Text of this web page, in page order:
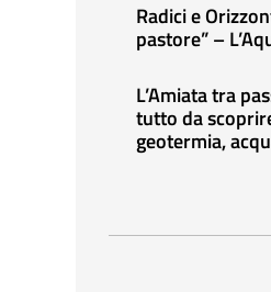
Radici e
pastore” –
L’Amiata tra
tutto da
geotermia,